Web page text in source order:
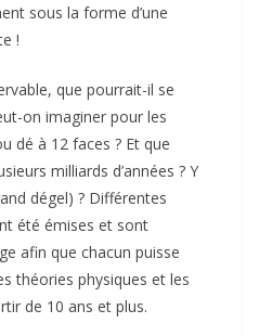
sous la forme d’une
!
que pourrait-il se
on imaginer pour les
dé à 12 faces ? Et que
milliards d’années ? Y
dégel) ? Différentes
été émises et sont
afin que chacun puisse
théories physiques et les
de 10 ans et plus.